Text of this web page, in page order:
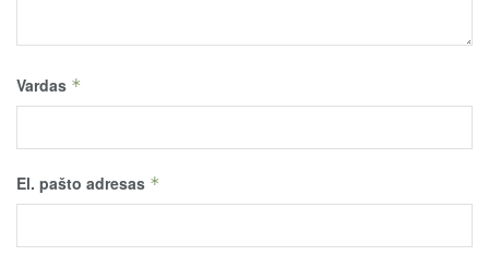
Vardas *
El. pašto adresas *